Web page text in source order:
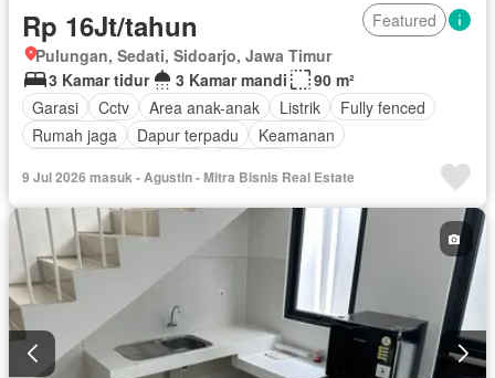
Rp 16Jt/tahun
Featured
Pulungan, Sedati, Sidoarjo, Jawa Timur
3 Kamar tidur
3 Kamar mandi
90 m²
Garasi
Cctv Area anak-anak Listrik
Fully fenced
Rumah jaga
Dapur terpadu
Keamanan
9 Jul 2026 masuk - Agustin - Mitra Bisnis Real Estate